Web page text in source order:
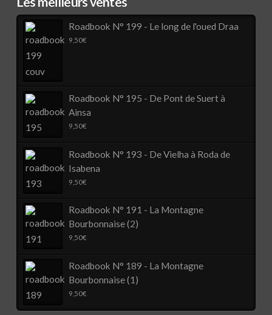
Roadbook N° 199 - Le long de l'oued Draa
9,50€
Roadbook N° 195 - De Pont de Suert à
Ainsa
9,50€
Roadbook N° 193 - De Vielha à Roda de
Isabena
9,50€
Roadbook N° 191 - La Montagne
Bourbonnaise (2)
9,50€
Roadbook N° 189 - La Montagne
Bourbonnaise (1)
9,50€